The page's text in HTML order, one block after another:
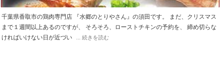
千葉県香取市の鶏肉専門店 『水郷のとりやさん』の須田です。 まだ、クリスマス
まで１週間以上あるのですが、 そろそろ、ローストチキンの予約を、 締め切らな
ければいけない日が近づい
... 続きを読む